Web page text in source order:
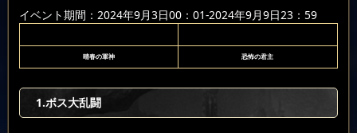
イベント期間：2024年9月3日00：01-2024年9月9日23：59
晴春の軍神 恐怖の君主
1.ボス大乱闘